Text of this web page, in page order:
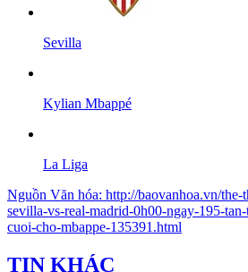
Sevilla
Kylian Mbappé
La Liga
Nguồn Văn hóa: http://baovanhoa.vn/
sevilla-vs-real-madrid-0h00-ngay-195-
cuoi-cho-mbappe-135391.html
TIN KHÁC